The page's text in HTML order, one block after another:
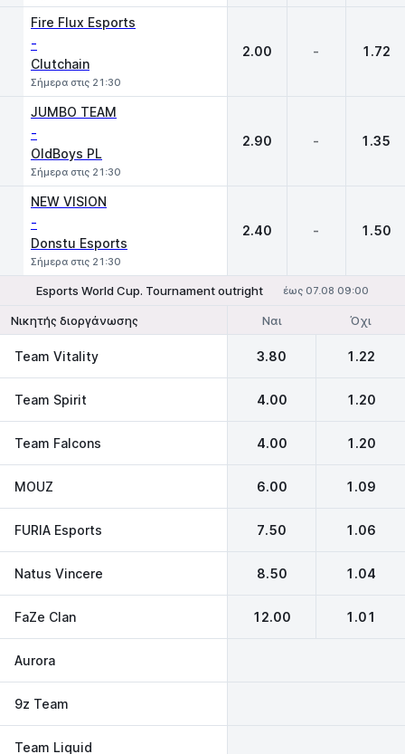
Fire Flux Esports
-
Clutchain
Σήμερα στις 21:30
2.00 - 1.72
JUMBO TEAM
-
OldBoys PL
Σήμερα στις 21:30
2.90 - 1.35
NEW VISION
-
Donstu Esports
Σήμερα στις 21:30
2.40 - 1.50
Esports World Cup. Tournament outright έως 07.08 09:00
Νικητής διοργάνωσης Ναι Όχι
Team Vitality 3.80 1.22
Team Spirit 4.00 1.20
Team Falcons 4.00 1.20
MOUZ 6.00 1.09
FURIA Esports 7.50 1.06
Natus Vincere 8.50 1.04
FaZe Clan 12.00 1.01
Aurora
9z Team
Team Liquid